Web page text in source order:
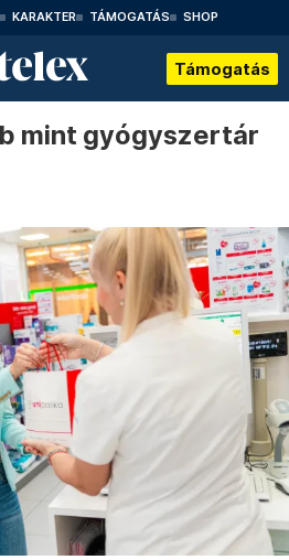
KARAKTER TÁMOGATÁS SHOP
Támogatás
mint gyógyszertár